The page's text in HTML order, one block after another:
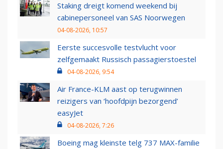
Staking dreigt komend weekend bij
cabinepersoneel van SAS Noorwegen
04-08-2026, 10:57
Eerste succesvolle testvlucht voor
zelfgemaakt Russisch passagierstoestel
04-08-2026, 9:54
Air France-KLM aast op terugwinnen
reizigers van ‘hoofdpijn bezorgend’
easyJet
04-08-2026, 7:26
Boeing mag kleinste telg 737 MAX-familie